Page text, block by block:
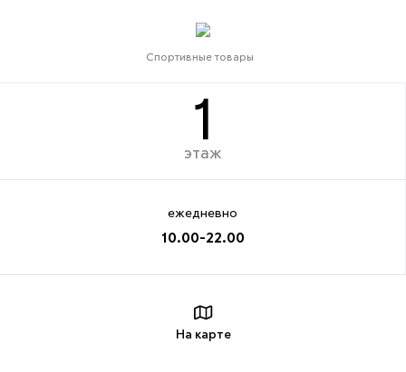
Спортивные товары
1
этаж
ежедневно
10.00-22.00
На карте